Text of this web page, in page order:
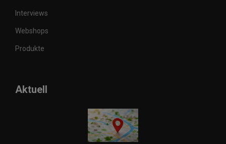
Interviews
Webshops
Produkte
Aktuell